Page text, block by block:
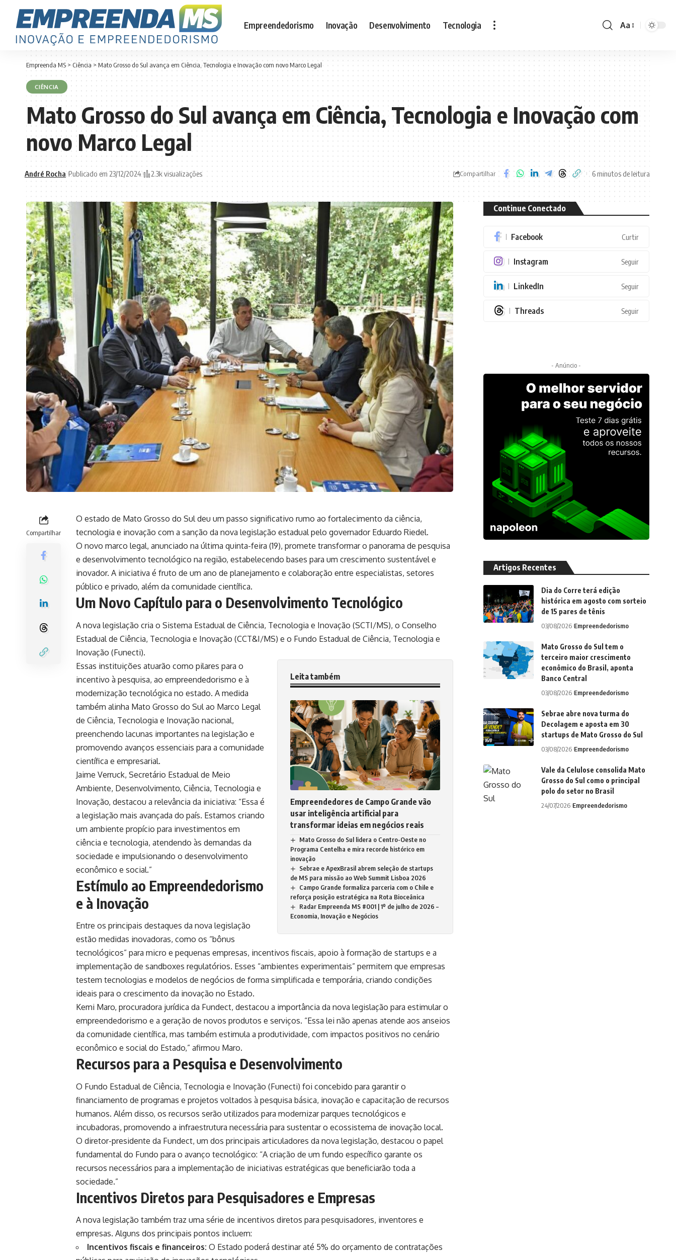
Empreendedorismo Inovação Desenvolvimento Tecnologia
Font
Aa
Empreenda MS>Ciência>Mato Grosso do Sul avança em Ciência, Tecnologia e Inovação com novo Marco Legal
CIÊNCIA
Mato Grosso do Sul avança em Ciência, Tecnologia e Inovação com
novo Marco Legal
André Rocha Publicado em 23/12/2024 2.3k visualizações Compartilhar 6 minutos de leitura
Compartilhar
O estado de Mato Grosso do Suldeu um passo significativo rumo ao fortalecimento da ciência,
tecnologia e inovação com a sanção da nova legislação estadual pelo governador Eduardo Riedel.
O novo marco legal, anunciado na última quinta-feira (19), promete transformar o panorama de pesquisa
e desenvolvimento tecnológico na região, estabelecendo bases para um crescimento sustentável e
inovador. A iniciativa é fruto de um ano de planejamento e colaboração entre especialistas, setores
público e privado, além da comunidade científica.
Um Novo Capítulo para o Desenvolvimento Tecnológico
A nova legislação cria o Sistema Estadual de Ciência, Tecnologia e Inovação (SCTI/MS), o Conselho
Estadual de Ciência, Tecnologia e Inovação (CCT&I/MS) e o Fundo Estadual de Ciência, Tecnologia e
Inovação (Funecti).
Leita também
Empreendedores de Campo Grande vão
usar inteligência artificial para
transformar ideias em negócios reais
Mato Grosso do Sul lidera o Centro-Oeste no
Programa Centelha e mira recorde histórico em
inovação
Sebrae e ApexBrasil abrem seleção de startups
de MS para missão ao Web Summit Lisboa 2026
Campo Grande formaliza parceria com o Chile e
reforça posição estratégica na Rota Bioceânica
Radar Empreenda MS #001 | 1º de julho de 2026 –
Economia, Inovação e Negócios
Essas instituições atuarão como pilares para o
incentivo à pesquisa, ao empreendedorismo e à
modernização tecnológica no estado. A medida
também alinha Mato Grosso do Sul ao Marco Legal
de Ciência, Tecnologia e Inovação nacional,
preenchendo lacunas importantes na legislação e
promovendo avanços essenciais para a comunidade
científica e empresarial.
Jaime Verruck, Secretário Estadual de Meio
Ambiente, Desenvolvimento, Ciência, Tecnologia e
Inovação, destacou a relevância da iniciativa: “Essa é
a legislação mais avançada do país. Estamos criando
um ambiente propício para investimentos em
ciência e tecnologia, atendendo às demandas da
sociedade e impulsionando o desenvolvimento
econômico e social.”
Estímulo ao Empreendedorismo
e à Inovação
Entre os principais destaques da nova legislação
estão medidas inovadoras, como os “bônus
tecnológicos” para micro e pequenas empresas, incentivos fiscais, apoio à formação de startups e a
implementação de sandboxes regulatórios. Esses “ambientes experimentais” permitem que empresas
testem tecnologias e modelos de negócios de forma simplificada e temporária, criando condições
ideais para o crescimento da inovação no Estado.
Kemi Maro, procuradora jurídica da Fundect, destacou a importância da nova legislação para estimular o
empreendedorismo e a geração de novos produtos e serviços. “Essa lei não apenas atende aos anseios
da comunidade científica, mas também estimula a produtividade, com impactos positivos no cenário
econômico e social do Estado,” afirmou Maro.
Recursos para a Pesquisa e Desenvolvimento
O Fundo Estadual de Ciência, Tecnologia e Inovação (Funecti) foi concebido para garantir o
financiamento de programas e projetos voltados à pesquisa básica, inovação e capacitação de recursos
humanos. Além disso, os recursos serão utilizados para modernizar parques tecnológicos e
incubadoras, promovendo a infraestrutura necessária para sustentar o ecossistema de inovação local.
O diretor-presidente da Fundect, um dos principais articuladores da nova legislação, destacou o papel
fundamental do Fundo para o avanço tecnológico: “A criação de um fundo específico garante os
recursos necessários para a implementação de iniciativas estratégicas que beneficiarão toda a
sociedade.”
Incentivos Diretos para Pesquisadores e Empresas
A nova legislação também traz uma série de incentivos diretos para pesquisadores, inventores e
empresas. Alguns dos principais pontos incluem:
Incentivos fiscais e financeiros: O Estado poderá destinar até 5% do orçamento de contratações
Continue Conectado
Facebook Curtir
Instagram Seguir
LinkedIn Seguir
Threads Seguir
- Anúncio -
Artigos Recentes
Dia do Corre terá edição
histórica em agosto com sorteio
de 15 pares de tênis
03/08/2026 Empreendedorismo
Mato Grosso do Sul tem o
terceiro maior crescimento
econômico do Brasil, aponta
Banco Central
03/08/2026 Empreendedorismo
Sebrae abre nova turma do
Decolagem e aposta em 30
startups de Mato Grosso do Sul
03/08/2026 Empreendedorismo
Vale da Celulose consolida Mato
Grosso do Sul como o principal
polo do setor no Brasil
24/07/2026 Empreendedorismo